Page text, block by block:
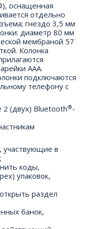
оснащенная
отдельно
гнездо 3,5 мм
диаметр 80 мм
мембраной 57
Колонка
AAA.
подключаются
телефону с
(двух) Bluetooth®-
участвующие в
коды,
упаковок,
раздел
банок,